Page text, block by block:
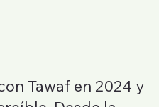
Tawaf en 2024 y